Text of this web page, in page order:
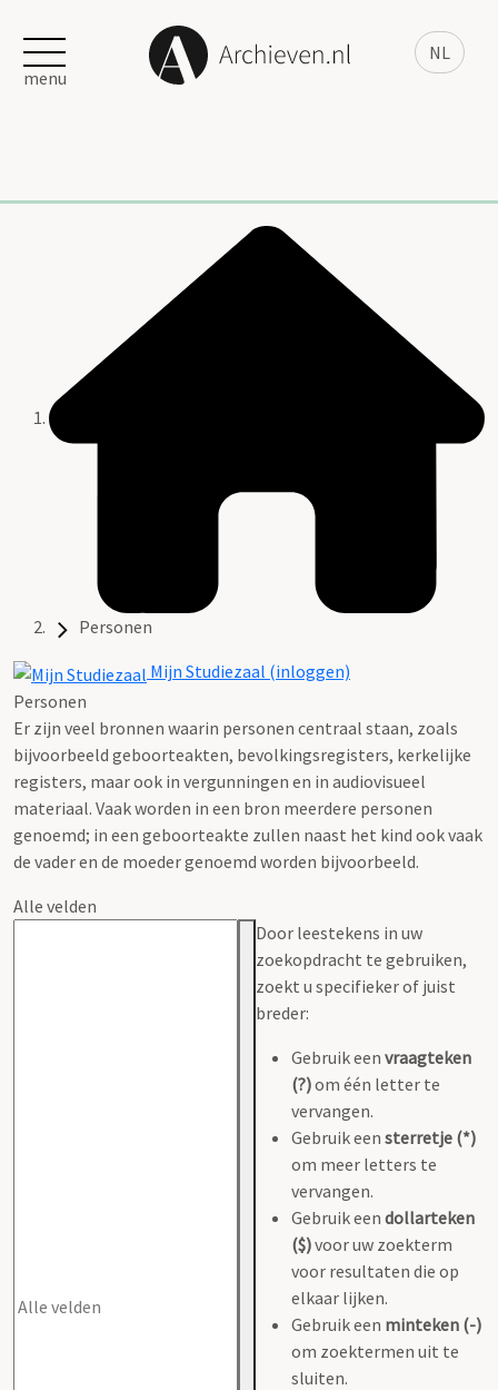
NL
menu
Personen
Mijn Studiezaal (inloggen)
Personen
Er zijn veel bronnen waarin personen centraal staan, zoals
bijvoorbeeld geboorteakten, bevolkingsregisters, kerkelijke
registers, maar ook in vergunningen en in audiovisueel
materiaal. Vaak worden in een bron meerdere personen
genoemd; in een geboorteakte zullen naast het kind ook vaak
de vader en de moeder genoemd worden bijvoorbeeld.
Alle velden
Door leestekens in uw
zoekopdracht te gebruiken,
zoekt u specifieker of juist
breder:
Gebruik een vraagteken
(?)om één letter te
vervangen.
Gebruik een sterretje (*)
om meer letters te
vervangen.
Gebruik een dollarteken
($)voor uw zoekterm
voor resultaten die op
elkaar lijken.
Gebruik een minteken (-)
om zoektermen uit te
sluiten.